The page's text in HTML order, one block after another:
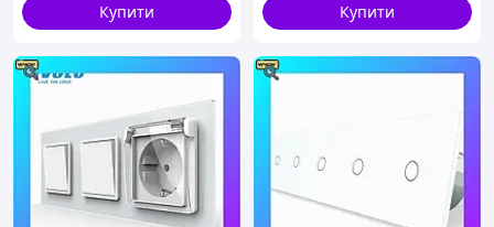
Купити
Купити